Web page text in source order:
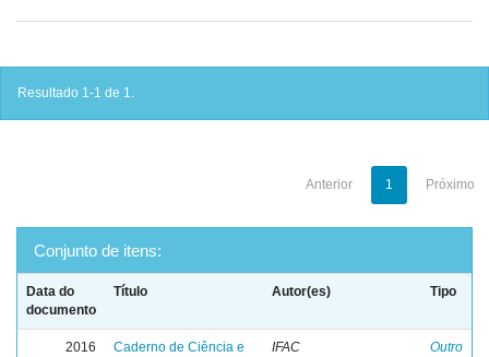
Resultado 1-1 de 1.
Anterior 1 Próximo
Conjunto de itens:
Data do
documento
Título Autor(es) Tipo
2016
Caderno de Ciência e
IFAC Outro